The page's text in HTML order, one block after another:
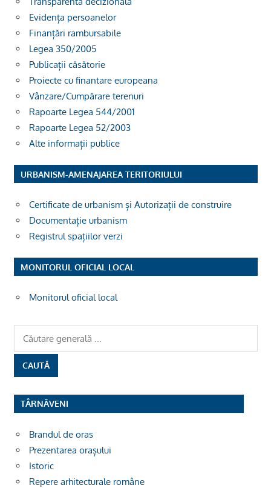
Evidența persoanelor
Finanțări rambursabile
Legea 350/2005
Publicații căsătorie
Proiecte cu finantare europeana
Vânzare/Cumpărare terenuri
Rapoarte Legea 544/2001
Rapoarte Legea 52/2003
Alte informații publice
URBANISM-AMENAJAREA TERITORIULUI
Certificate de urbanism și Autorizații de construire
Documentație urbanism
Registrul spațiilor verzi
MONITORUL OFICIAL LOCAL
Monitorul oficial local
TÂRNĂVENI
Brandul de oras
Prezentarea orașului
Istoric
Repere arhitecturale române